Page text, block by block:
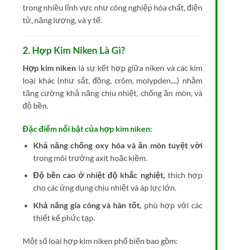
trong nhiều lĩnh vực như công nghiệp hóa chất, điện
tử, năng lượng, và y tế.
2. Hợp Kim Niken Là Gì?
Hợp kim niken là sự kết hợp giữa niken và các kim
loại khác (như sắt, đồng, crôm, molypden,...) nhằm
tăng cường khả năng chịu nhiệt, chống ăn mòn, và
độ bền.
Đặc điểm nổi bật của hợp kim niken:
Khả năng chống oxy hóa và ăn mòn tuyệt vời
trong môi trường axit hoặc kiềm.
Độ bền cao ở nhiệt độ khắc nghiệt, thích hợp
cho các ứng dụng chịu nhiệt và áp lực lớn.
Khả năng gia công và hàn tốt, phù hợp với các
thiết kế phức tạp.
Một số loại hợp kim niken phổ biến bao gồm: